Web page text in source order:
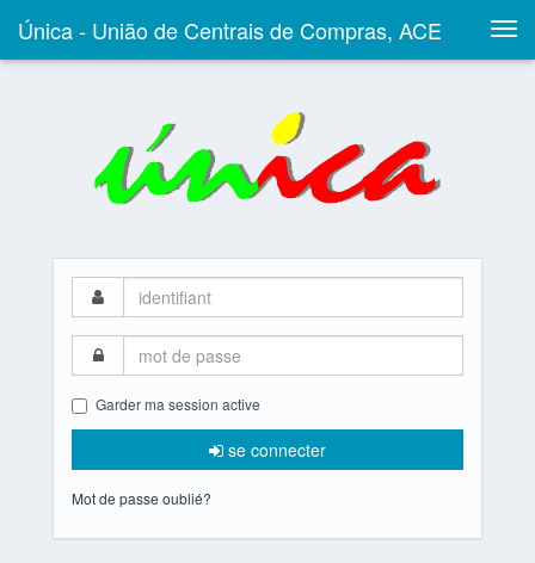
Única - União de Centrais de Compras, ACE
identifiant
mot
Garder ma session active
se connecter
Mot de passe oublié?